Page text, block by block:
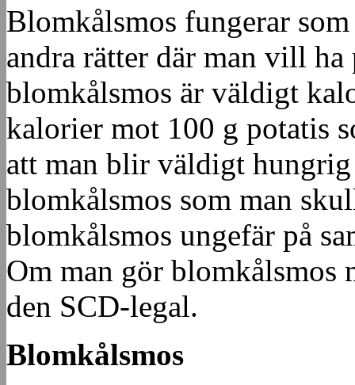
Blomkålsmos fungerar
andra rätter där man vill
blomkålsmos är väldigt
kalorier mot 100 g potatis
att man blir väldigt
blomkålsmos som man
blomkålsmos ungefär på
Om man gör blomkålsmos
den SCD-legal.
Blomkålsmos